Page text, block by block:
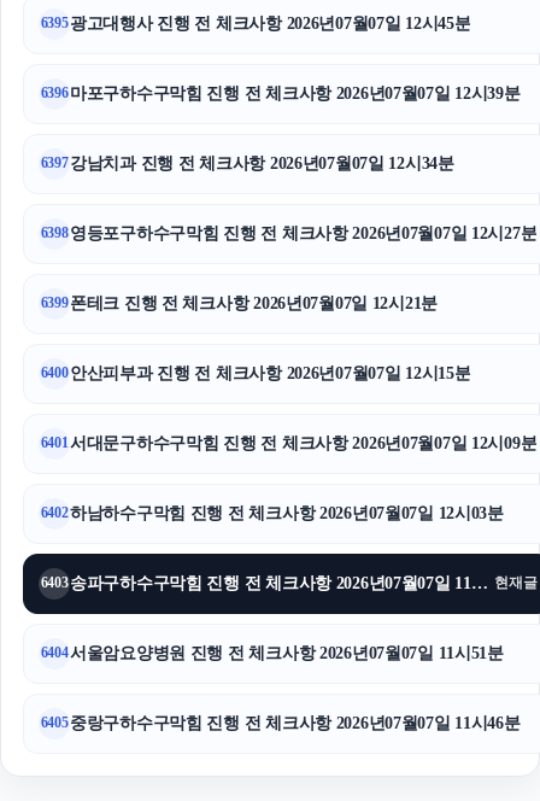
수원마약변호사
아파트대출
6395광고대행사 진행 전 체크사항 2026년07월07일 12시45분
6396마포구하수구막힘 진행 전 체크사항 2026년07월07일 12시39분
6397강남치과 진행 전 체크사항 2026년07월07일 12시34분
6398영등포구하수구막힘 진행 전 체크사항 2026년07월07일 12시27분
6399폰테크 진행 전 체크사항 2026년07월07일 12시21분
6400안산피부과 진행 전 체크사항 2026년07월07일 12시15분
6401서대문구하수구막힘 진행 전 체크사항 2026년07월07일 12시09분
6402하남하수구막힘 진행 전 체크사항 2026년07월07일 12시03분
6403 송파구하수구막힘 진행 전 체크사항 2026년07월07일 11시57분 현재글
6404서울암요양병원 진행 전 체크사항 2026년07월07일 11시51분
6405중랑구하수구막힘 진행 전 체크사항 2026년07월07일 11시46분